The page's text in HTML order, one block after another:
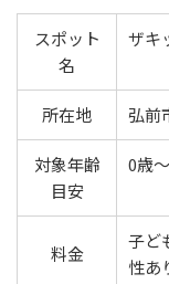
スポット
名
ザキ
所在地 弘前
対象年齢
目安
0歳
料金
子ど
性あ